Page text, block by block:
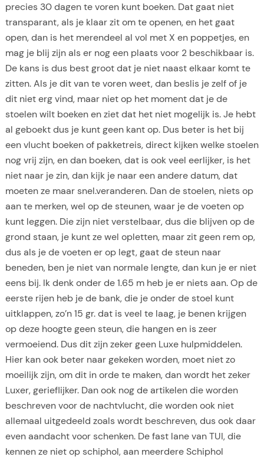
precies 30 dagen te voren kunt boeken. Dat gaat niet
transparant, als je klaar zit om te openen, en het gaat
open, dan is het merendeel al vol met X en poppetjes, en
mag je blij zijn als er nog een plaats voor 2 beschikbaar is.
De kans is dus best groot dat je niet naast elkaar komt te
zitten. Als je dit van te voren weet, dan beslis je zelf of je
dit niet erg vind, maar niet op het moment dat je de
stoelen wilt boeken en ziet dat het niet mogelijk is. Je hebt
al geboekt dus je kunt geen kant op. Dus beter is het bij
een vlucht boeken of pakketreis, direct kijken welke stoelen
nog vrij zijn, en dan boeken, dat is ook veel eerlijker, is het
niet naar je zin, dan kijk je naar een andere datum, dat
moeten ze maar snel.veranderen. Dan de stoelen, niets op
aan te merken, wel op de steunen, waar je de voeten op
kunt leggen. Die zijn niet verstelbaar, dus die blijven op de
grond staan, je kunt ze wel opletten, maar zit geen rem op,
dus als je de voeten er op legt, gaat de steun naar
beneden, ben je niet van normale lengte, dan kun je er niet
eens bij. Ik denk onder de 1.65 m heb je er niets aan. Op de
eerste rijen heb je de bank, die je onder de stoel kunt
uitklappen, zo’n 15 gr. dat is veel te laag, je benen krijgen
op deze hoogte geen steun, die hangen en is zeer
vermoeiend. Dus dit zijn zeker geen Luxe hulpmiddelen.
Hier kan ook beter naar gekeken worden, moet niet zo
moeilijk zijn, om dit in orde te maken, dan wordt het zeker
Luxer, gerieflijker. Dan ook nog de artikelen die worden
beschreven voor de nachtvlucht, die worden ook niet
allemaal uitgedeeld zoals wordt beschreven, dus ook daar
even aandacht voor schenken. De fast lane van TUI, die
kennen ze niet op schiphol, aan meerdere Schiphol